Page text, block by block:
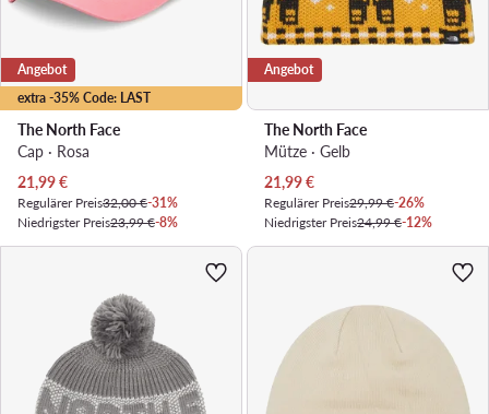
extra -35% Code: LAST
Angebot
The North Face
Cap · Rosa
Aktueller Preis
21,99€
Regulärer Preis32,00 €-31%
Niedrigster Preis23,99 €-8%
Angebot
The North Face
Mütze · Gelb
Aktueller Preis
21,99€
Regulärer Preis29,99 €-26%
Niedrigster Preis24,99 €-12%